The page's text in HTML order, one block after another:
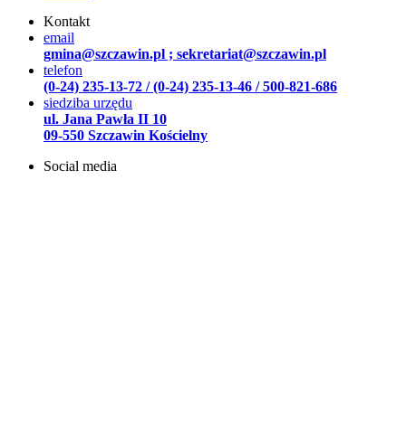
Kontakt
email
gmina@szczawin.pl ; sekretariat@szczawin.pl
telefon
(0-24) 235-13-72 / (0-24) 235-13-46 / 500-821-686
siedziba urzędu
ul. Jana Pawła II 10
09-550 Szczawin Kościelny
Social media